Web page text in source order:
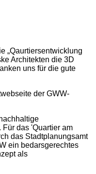
„Qaurtiersentwicklung
Architekten die 3D
uns für die gute
der GWW-
das 'Quartier am
das Stadtplanungsamt
ein bedarsgerechtes
als